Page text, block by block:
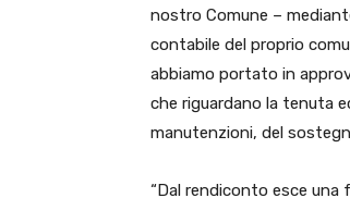
nostro Comune –
contabile del proprio
abbiamo portato in
che riguardano la tenuta
manutenzioni, del
“Dal rendiconto esce